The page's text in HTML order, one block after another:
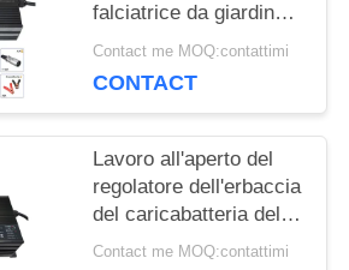
falciatrice da giardino
del caricabatteria di
Contact me MOQ:contattimi
CONTACT
Lavoro all'aperto del
regolatore dell'erbaccia
del caricabatteria del
carrello elevatore di
Contact me MOQ:contattimi